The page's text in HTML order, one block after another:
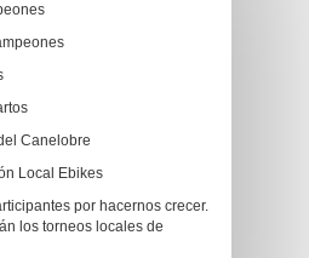
Canelobre
Local Ebikes
por hacernos crecer.
los torneos locales de